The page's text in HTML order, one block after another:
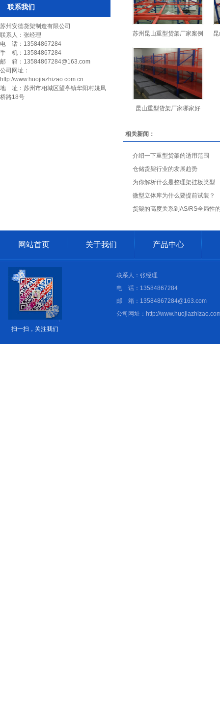
巧固架
物流台车
液压升降平台
堆垛架
托盘
物流箱
登高桥
联系我们
苏州安德货架制造有限公司
联系人：张经理
电 话：13584867284
手 机：13584867284
邮 箱：13584867284@163.com
公司网址：
http://www.huojiazhizao.com.cn
地 址：苏州市相城区望亭镇华阳村姚凤
桥路18号
苏州昆山重型货架厂家案例
昆山重型货架厂家哪家好
相关新闻：
介绍一下重型货架的适用范围
仓储货架行业的发展趋势
为你解析什么是整理架挂板类型
微型立体库为什么要提前试装？
货架的高度关系到AS/RS全局性
网站首页 关于我们 产品中心
扫一扫，关注我们
联系人：张经理
电 话：13584867284
邮 箱：13584867284@163.com
公司网址：http://